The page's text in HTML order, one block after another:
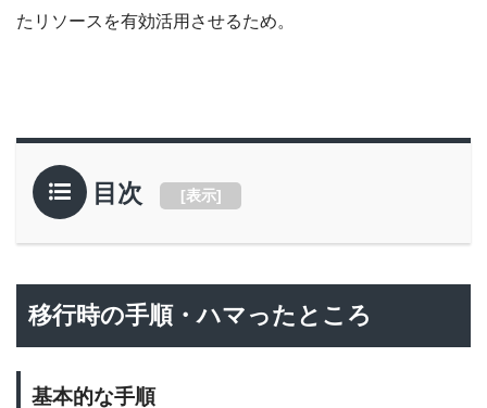
たリソースを有効活用させるため。
目次 [表示]
移行時の手順・ハマったところ
基本的な手順